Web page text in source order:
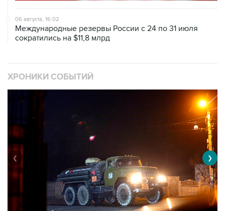
06 августа, 16:02
Международные резервы России с 24 по 31 июля
сократились на $11,8 млрд
ХРОНИКИ СОБЫТИЙ
❮ ❯